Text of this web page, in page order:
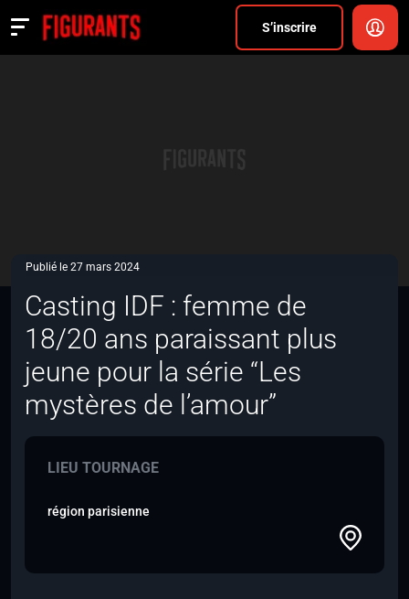
S’inscrire
Actualités
Publié le 27 mars 2024
Casting IDF : femme de
18/20 ans paraissant plus
jeune pour la série “Les
mystères de l’amour”
LIEU TOURNAGE
région parisienne